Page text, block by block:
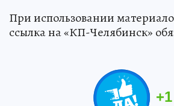
При использовании
ссылка на «КП-Челябинск»
+1